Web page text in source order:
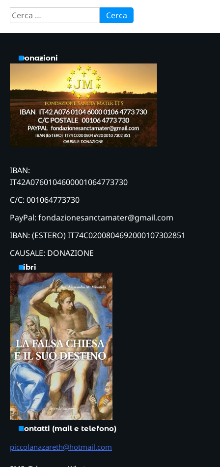
Ricerca
per:
Donazioni
IBAN:
IT42A0760104600001064773730
C/C: 001064773730
PayPal: fondazionesanctamater@gmail.com
IBAN: (ESTERO) IT74C0200804692000107302851
CAUSALE: DONAZIONE
Libri
Contatti (mail e telefono)
piccolanazareth@hotmail.com